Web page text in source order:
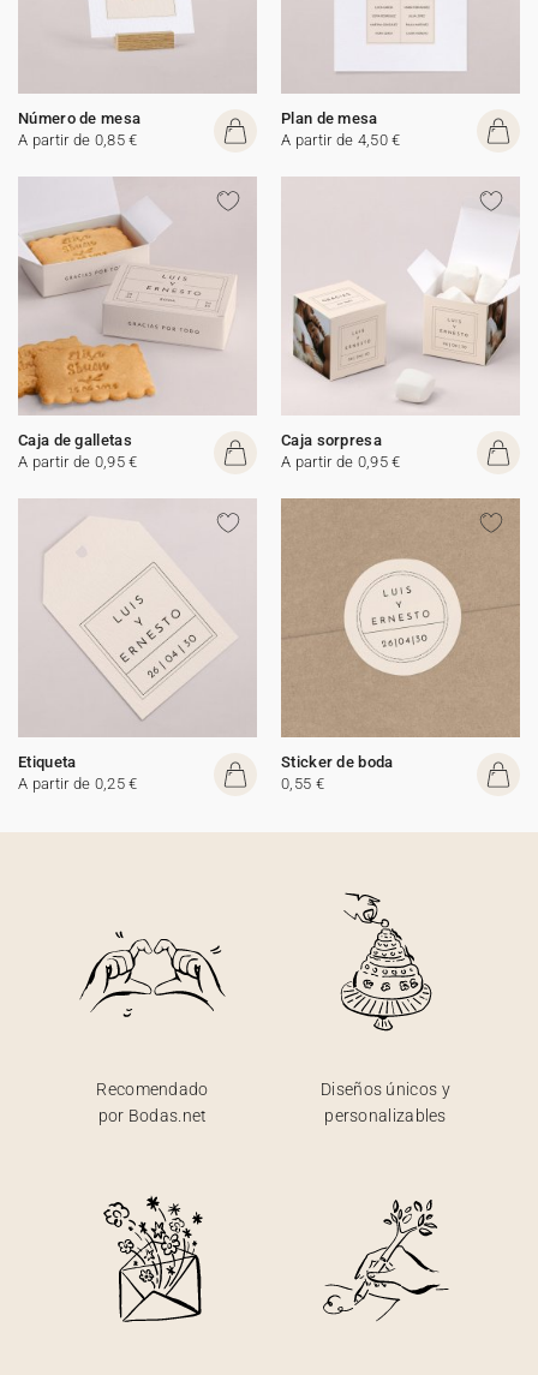
Número de mesa
A partir de 0,85 €
Plan de mesa
A partir de 4,50 €
Caja de galletas
A partir de 0,95 €
Caja sorpresa
A partir de 0,95 €
Etiqueta
A partir de 0,25 €
Sticker de boda
0,55 €
Recomendado
por Bodas.net
Diseños únicos y
personalizables